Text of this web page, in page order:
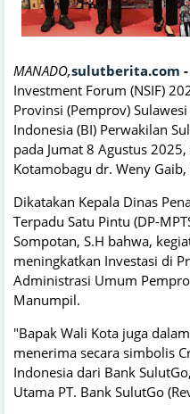
MANADO,sulutberita.com -
Investment Forum (NSIF)
Provinsi (Pemprov)
Indonesia (BI) Perwakilan
pada Jumat 8 Agustus
Kotamobagu dr. Weny Gaib,
Dikatakan Kepala Dinas
Terpadu Satu Pintu (DP-
Sompotan, S.H bahwa,
meningkatkan Investasi di
Administrasi Umum
Manumpil.
"Bapak Wali Kota juga
menerima secara simbolis
Indonesia dari Bank
Utama PT. Bank SulutGo